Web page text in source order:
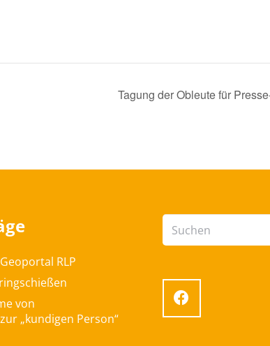
Tagung der Obleute für
RLP
von
„kundigen Person“